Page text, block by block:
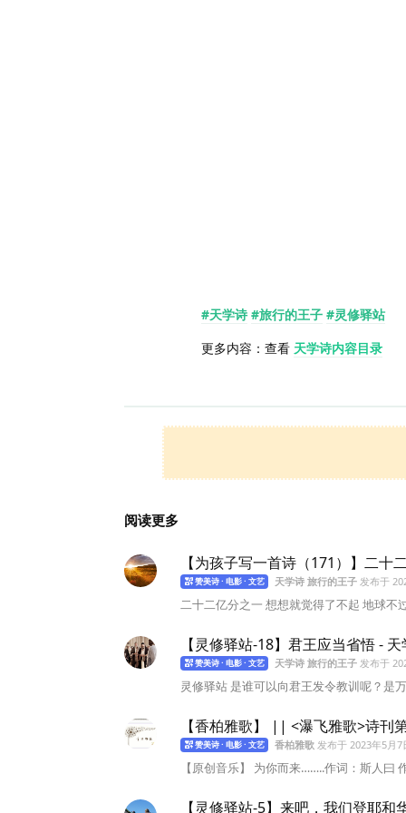
#天学诗 #旅行的王子 #灵修驿站
更多内容：查看 天学诗内容目录
阅读更多
【为孩子写一首诗（171）】二十
赞美诗 · 电影 · 文艺 天学诗 旅行的王子 发布于
二十二亿分之一 想想就觉得了不起 地球不
【灵修驿站-18】君王应当省悟 -
赞美诗 · 电影 · 文艺 天学诗 旅行的王子 发布于
灵修驿站 是谁可以向君王发令教训呢？
【香柏雅歌】 || <瀑飞雅歌>诗刊
赞美诗 · 电影 · 文艺 香柏雅歌 发布于2023年5月7
【原创音乐】 为你而来……..作词：斯人
【灵修驿站-5】来吧，我们登耶和